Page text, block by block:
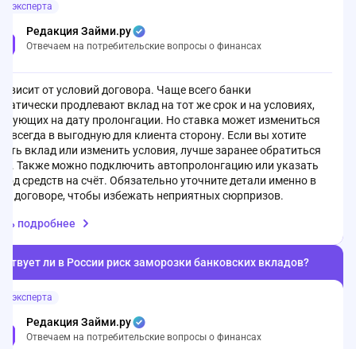
эксперта
Редакция Займи.ру
Отвечаем на потребительские вопросы о финансах
от условий договора. Чаще всего банки
продлевают вклад на тот же срок и на условиях,
на дату пролонгации. Но ставка может измениться
всегда в выгодную для клиента сторону. Если вы хотите
вклад или изменить условия, лучше заранее обратиться
Также можно подключить автопролонгацию или указать
средств на счёт. Обязательно уточните детали именно в
договоре, чтобы избежать неприятных сюрпризов.
подробнее
ли в России риск заморозки банковских вкладов?
эксперта
Редакция Займи.ру
Отвечаем на потребительские вопросы о финансах